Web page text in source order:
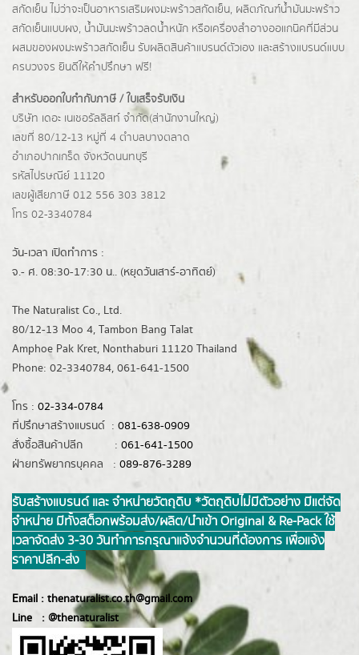
สกัดเย็น ไม่ว่าจะเป็นอาหารเสริมผงมะพร้าวสกัดเย็น, ผลิตภัณฑ์น้ำมันมะพร้าว
สกัดเย็นแบบผง, น้ำมันมะพร้าวลดน้ำหนัก หรือเครื่องสำอางออแกนิคที่มีส่วน
ผสมของผงมะพร้าวสกัดเย็น รับผลิตสินค้าแบรนด์ตัวเอง และสร้างแบรนด์แบบ
ครบวงจร ยินดีให้คำปรึกษา ฟรี!
สำหรับออกใบกำกับภาษี / ใบเสร็จรับเงิน
บริษัท เดอะ เนเชอรัลลิสท์ จำกัด(ส่านักงานใหญ่)
เลขที่ 80/12-13 หมู่ที่ 4 ตำบลบางตลาด
อำเภอปากเกร็ด จังหวัดนนทบุรี
รหัสไปรษณีย์ 11120
เลขผู้เสียภาษี 012 556 303 3812
โทร 02-3340784
วัน-เวลา เปิดทำการ :
จ.- ศ. 08:30-17:30 น.. (หยุดวันเสาร์-อาทิตย์)
The Naturalist Co., Ltd.
80/12-13 Moo 4, Tambon Bang Talat
Amphoe Pak Kret, Nonthaburi 11120 Thailand
Phone: 02-3340784, 061-641-1500
โทร : 02-334-0784
ที่ปรึกษาสร้างแบรนด์ : 081-638-0909
สั่งซื้อสินค้าปลีก : 061-641-1500
ฝ่ายทรัพยากรบุคคล : 089-876-3289
รับสร้างแบรนด์ และ จำหน่ายวัตถุดิบ *วัตถุดิบไม่มีตัวอย่าง มีแต่จัด
จำหน่าย มีทั้งสต็อกพร้อมส่ง/ผลิต/นำเข้า Original & Re-Pack ใช้
เวลาจัดส่ง 3-30 วันทำการ กรุณาแจ้งจำนวนที่ต้องการ เพื่อแจ้ง
ราคาปลีก-ส่ง
Email : thenaturalist.co.th@gmail.com
Line : @thenaturalist